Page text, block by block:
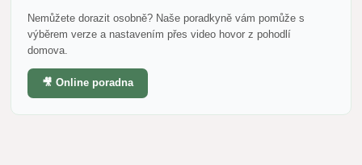
Nemůžete dorazit osobně? Naše poradkyně vám pomůže s
výběrem verze a nastavením přes video hovor z pohodlí
domova.
🎥 Online poradna